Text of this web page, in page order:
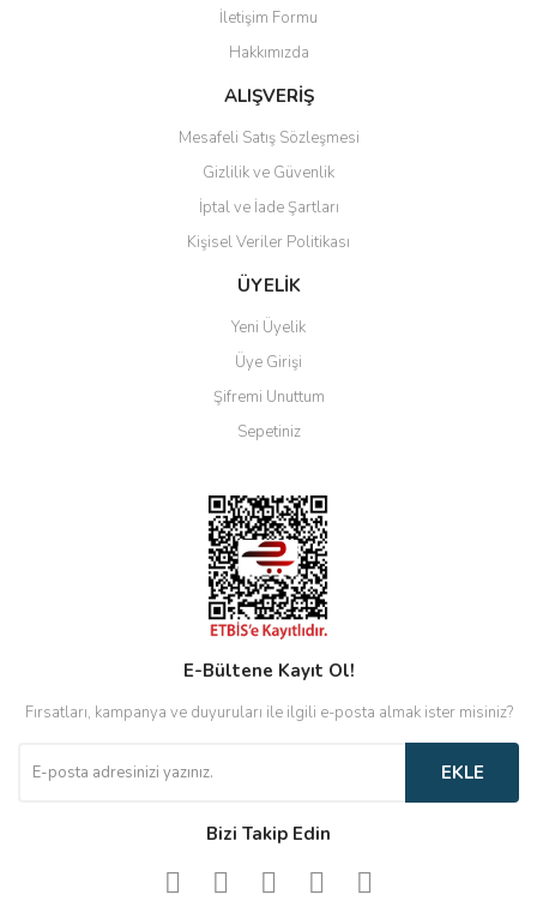
Ürün bilgilerinde hatalar bulunuyor.
Ürün fiyatı diğer sitelerden daha pahalı.
Bu ürüne benzer farklı alternatifler olmalı.
Gönder
İletişim Formu
Hakkımızda
ALIŞVERİŞ
Mesafeli Satış Sözleşmesi
Gizlilik ve Güvenlik
İptal ve İade Şartları
Kişisel Veriler Politikası
ÜYELİK
Yeni Üyelik
Üye Girişi
Şifremi Unuttum
Sepetiniz
E-Bültene Kayıt Ol!
Fırsatları, kampanya ve duyuruları ile ilgili e-posta almak ister misiniz?
EKLE
Bizi Takip Edin